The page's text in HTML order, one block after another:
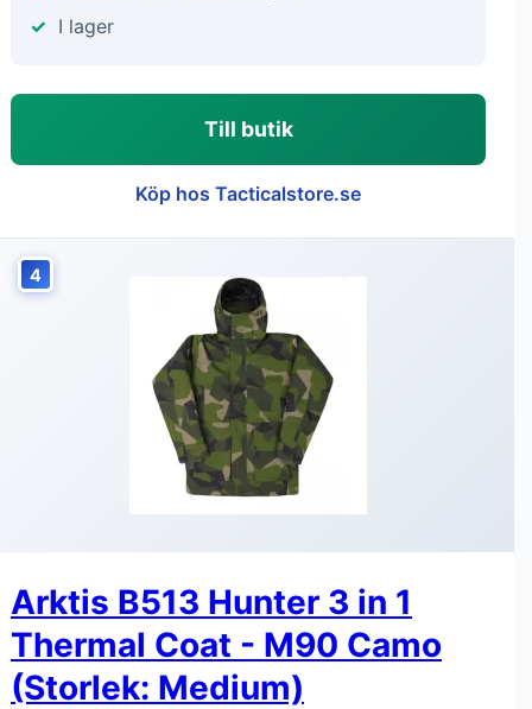
I lager
Till butik
Köp hos Tacticalstore.se
4
Arktis B513 Hunter 3 in 1
Thermal Coat - M90 Camo
(Storlek: Medium)